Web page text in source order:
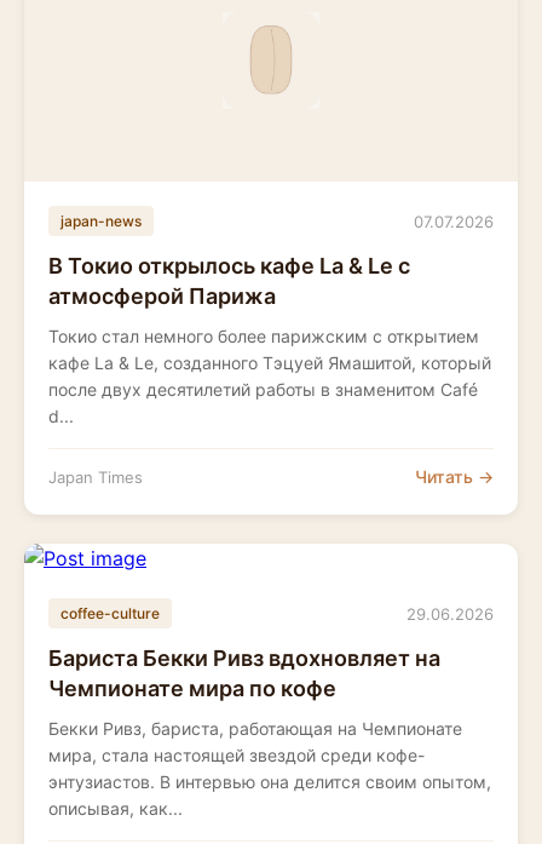
japan-news 07.07.2026
В Токио открылось кафе La & Le с
атмосферой Парижа
Токио стал немного более парижским с открытием
кафе La & Le, созданного Тэцуей Ямашитой, который
после двух десятилетий работы в знаменитом Café
d...
Japan Times Читать →
coffee-culture 29.06.2026
Бариста Бекки Ривз вдохновляет на
Чемпионате мира по кофе
Бекки Ривз, бариста, работающая на Чемпионате
мира, стала настоящей звездой среди кофе-
энтузиастов. В интервью она делится своим опытом,
описывая, как...